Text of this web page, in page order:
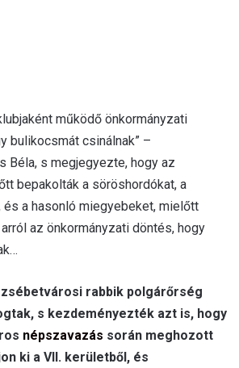
működő önkormányzati
bulikocsmát csinálnak” –
Béla, s megjegyezte, hogy az
bepakolták a söröshordókat, a
a hasonló miegyebeket, mielőtt
az önkormányzati döntés, hogy
rabbik polgárőrség
s kezdeményezték azt is, hogy
népszavazás során meghozott
ki a VII. kerületből, és